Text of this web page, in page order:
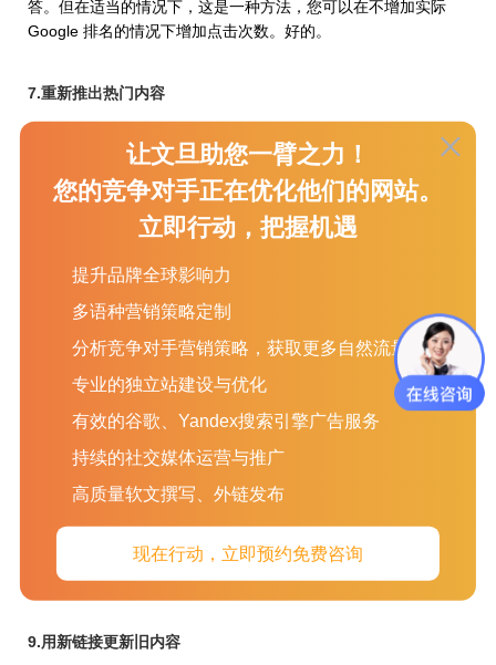
答。但在适当的情况下，这是一种方法，您可以在不增加实际
Google 排名的情况下增加点击次数。好的。
7.重新推出热门内容
今年我希望您考虑重新发布您的热门内容。几年后内容可能会过
时。所以我们推出内容。你有一个博客，你启动它，然后在社交
媒体上分享它。之后大部分人都忘记了。所以回过头来看看你在
过去两到五年甚至 10 年里的热门内容，如果你想回到那么远，
看看你可以通过更新它来重新启动它，将它保持在相同的 URL
就可以看到 500% 到 1,000% 的收益。
因此，请在 2022 年进行重新启动审计。
8.增加内链
增加内部链接。现在很多顶级 SEO 机构，当他们需要为客户快
先，标题标签和元描述，什么是获得更多点击，但其次是增加内
部链接。
您知道您可以增加网站上的内部链接，并且可能有一些您尚未探
索的机会。因此，让我们讨论一些无需太多工作即可轻松完成此
操作的简单方法。
9.用新链接更新旧内容
让文旦助您一臂之力！
您的竞争对手正在优化他们的网站。
立即行动，把握机遇
提升品牌全球影响力
多语种营销策略定制
分析竞争对手营销策略，获取更多自然流量
专业的独立站建设与优化
有效的谷歌、Yandex搜索引擎广告服务
持续的社交媒体运营与推广
高质量软文撰写、外链发布
现在行动，立即预约免费咨询